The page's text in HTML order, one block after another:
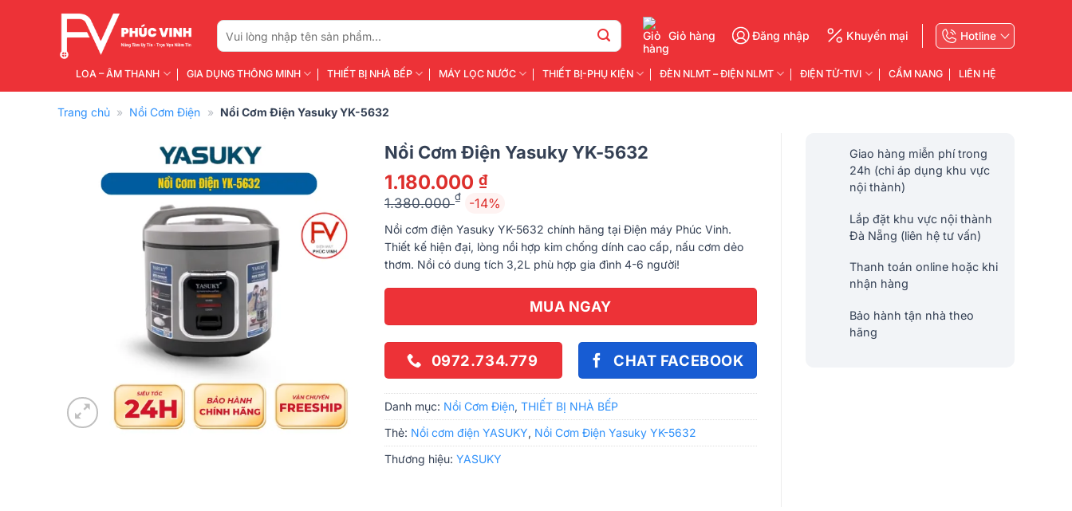
Tìm
kiếm:
Giỏ hàng Đăng nhập Khuyến mại Hotline
LOA – ÂM THANH GIA DỤNG THÔNG MINH THIẾT BỊ NHÀ BẾP MÁY LỌC NƯỚC THIẾT BỊ-PHỤ KIỆN ĐÈN NLMT – ĐIỆN NLMT ĐIỆN TỬ-TIVI CẨM NANG LIÊN HỆ
Trang chủ » Nồi Cơm Điện » Nồi Cơm Điện Yasuky YK-5632
Nồi Cơm Điện Yasuky YK-5632
1.380.000₫ -14%
Giá
gốc
là:
1.380.000 ₫.
1.180.000 ₫
Giá
hiện
tại
là:
1.180.000 ₫.
Nồi cơm điện Yasuky YK-5632 chính hãng tại Điện máy Phúc Vinh.
Thiết kế hiện đại, lòng nồi hợp kim chống dính cao cấp, nấu cơm dẻo
thơm. Nồi có dung tích 3,2L phù hợp gia đình 4-6 người!
MUA NGAY
0972.734.779 CHAT FACEBOOK
Danh mục: Nồi Cơm Điện, THIẾT BỊ NHÀ BẾP
Thẻ: Nồi cơm điện YASUKY, Nồi Cơm Điện Yasuky YK-5632
Thương hiệu: YASUKY
Giao hàng miễn phí trong
24h (chỉ áp dụng khu vực
nội thành)
Lắp đặt khu vực nội thành
Đà Nẵng (liên hệ tư vấn)
Thanh toán online hoặc khi
nhận hàng
Bảo hành tận nhà theo
hãng